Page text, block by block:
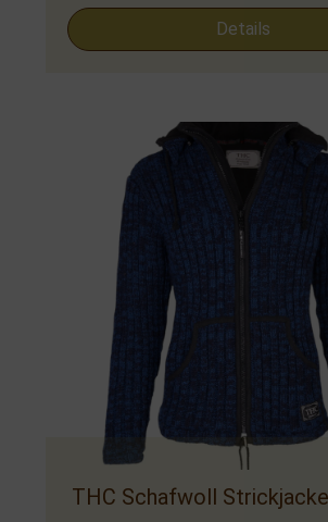
Details
THC Schafwoll